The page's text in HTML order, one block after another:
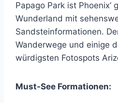
Papago Park ist Phoenix‘
Wunderland mit
Sandsteinformationen.
Wanderwege und einige
würdigsten Fotospots
Must-See Formationen: